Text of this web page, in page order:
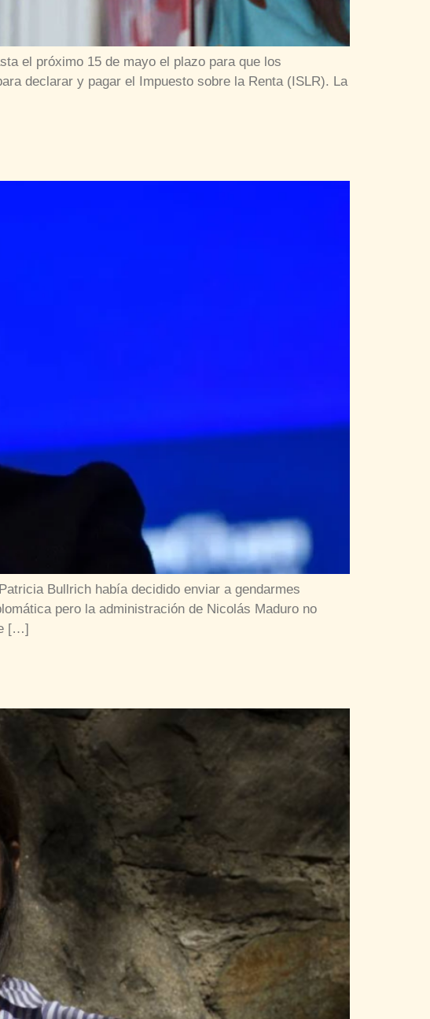
el próximo 15 de mayo el plazo para que los
declarar y pagar el Impuesto sobre la Renta (ISLR). La
Bullrich había decidido enviar a gendarmes
pero la administración de Nicolás Maduro no
[…]